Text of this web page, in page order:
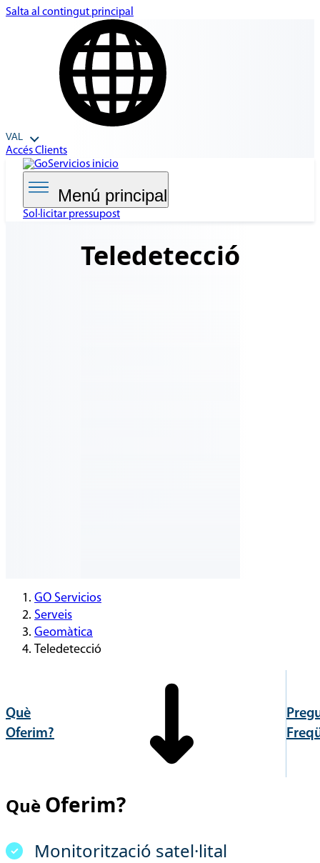
Salta al contingut principal
VAL
Accés Clients
Menú principal
Sol·licitar pressupost
Teledetecció
GO Servicios
Serveis
Geomàtica
Teledetecció
Què
Oferim?
Què Oferim?
Monitorització satel·lital